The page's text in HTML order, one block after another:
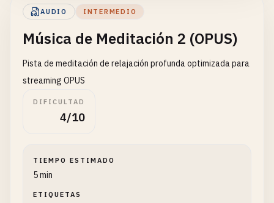
AUDIO INTERMEDIO
Música de Meditación 2 (OPUS)
Pista de meditación de relajación profunda optimizada para
streaming OPUS
DIFICULTAD
4/10
TIEMPO ESTIMADO
5 min
ETIQUETAS